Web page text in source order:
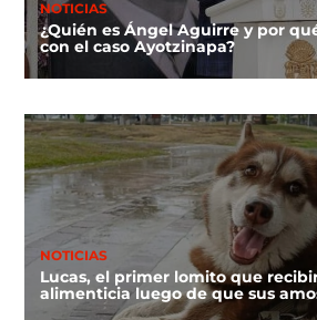
NOTICIAS
¿Quién es Ángel Aguirre y por
con el caso Ayotzinapa?
NOTICIAS
Lucas, el primer lomito que
alimenticia luego de que sus